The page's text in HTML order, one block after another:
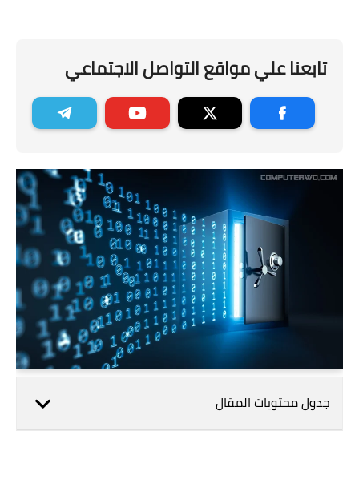
تابعنا علي مواقع التواصل الاجتماعي
جدول محتويات المقال